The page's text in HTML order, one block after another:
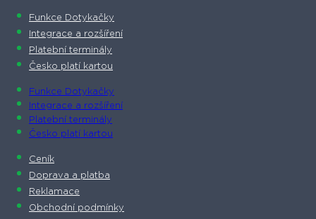
Funkce Dotykačky
Integrace a rozšíření
Platební terminály
Česko platí kartou
Funkce Dotykačky
Integrace a rozšíření
Platební terminály
Česko platí kartou
Ceník
Doprava a platba
Reklamace
Obchodní podmínky